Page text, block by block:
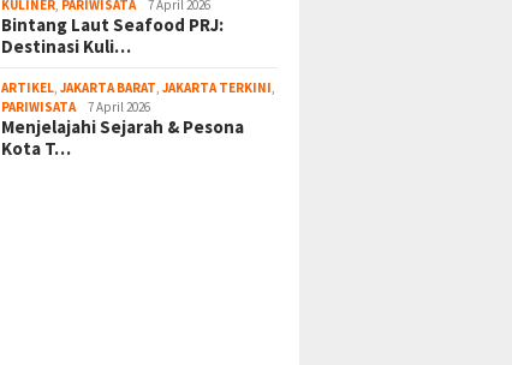
KULINER PARIWISATA 7 April 2026
Bintang Laut Seafood PRJ:
Destinasi Kuli…
ARTIKEL ,JAKARTA BARAT ,JAKARTA TERKINI
PARIWISATA
7 April 2026
Menjelajahi Sejarah & Pesona
Kota T…